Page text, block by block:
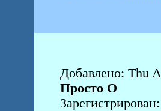
Добавлено: Thu
Просто О